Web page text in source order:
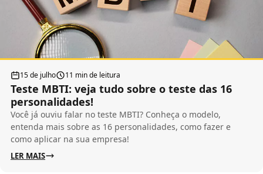
15 de julho 11 min de leitura
Teste MBTI: veja tudo sobre o teste das 16
personalidades!
Você já ouviu falar no teste MBTI? Conheça o modelo,
entenda mais sobre as 16 personalidades, como fazer e
como aplicar na sua empresa!
LER MAIS